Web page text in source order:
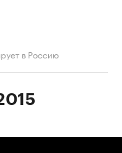
в Россию